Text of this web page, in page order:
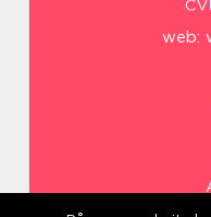
web: